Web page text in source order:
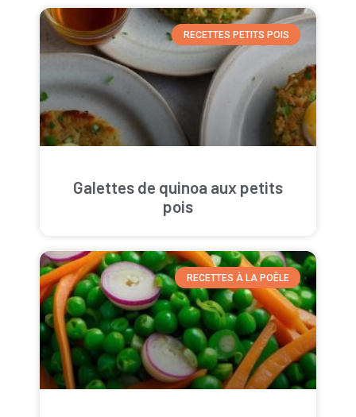
RECETTES PETITS POIS
Galettes de quinoa aux petits
pois
RECETTES À LA POÊLE